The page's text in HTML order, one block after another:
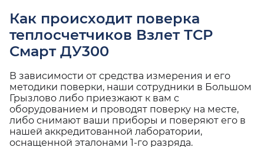
Как происходит поверка
теплосчетчиков Взлет ТСР
Смарт ДУ300
В зависимости от средства измерения и его
методики поверки, наши сотрудники в Большом
Грызлово либо приезжают к вам с
оборудованием и проводят поверку на месте,
либо снимают ваши приборы и поверяют его в
нашей аккредитованной лаборатории,
оснащенной эталонами 1-го разряда.